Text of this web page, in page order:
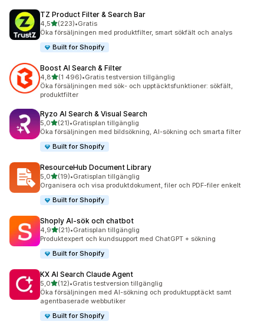
TZ Product Filter & Search Bar
4,5av 5 stjärnor
(223)
223 recensioner totalt
•Gratis
Öka försäljningen med produktfilter, smart sökfält och analys
Built for Shopify
Boost AI Search & Filter
4,8av 5 stjärnor
(1 496)
1496 recensioner totalt
•Gratis testversion tillgänglig
Öka försäljningen med sök- och upptäcktsfunktioner: sökfält,
produktfilter
Ryzo AI Search & Visual Search
5,0av 5 stjärnor
(21)
21 recensioner totalt
•Gratisplan tillgänglig
Öka försäljningen med bildsökning, AI-sökning och smarta filter
Built for Shopify
ResourceHub Document Library
5,0av 5 stjärnor
(19)
19 recensioner totalt
•Gratisplan tillgänglig
Organisera och visa produktdokument, filer och PDF-filer enkelt
Built for Shopify
Shoply AI‑sök och chatbot
4,9av 5 stjärnor
(21)
21 recensioner totalt
•Gratisplan tillgänglig
Produktexpert och kundsupport med ChatGPT + sökning
Built for Shopify
KX AI Search Claude Agent
5,0av 5 stjärnor
(12)
12 recensioner totalt
•Gratis testversion tillgänglig
Öka försäljningen med AI-sökning och produktupptäckt samt
agentbaserade webbutiker
Built for Shopify